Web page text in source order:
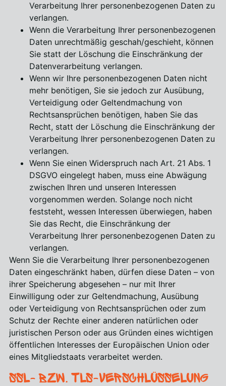
Verarbeitung Ihrer personenbezogenen Daten zu
verlangen.
Wenn die Verarbeitung Ihrer personenbezogenen
Daten unrechtmäßig geschah/geschieht, können
Sie statt der Löschung die Einschränkung der
Datenverarbeitung verlangen.
Wenn wir Ihre personenbezogenen Daten nicht
mehr benötigen, Sie sie jedoch zur Ausübung,
Verteidigung oder Geltendmachung von
Rechtsansprüchen benötigen, haben Sie das
Recht, statt der Löschung die Einschränkung der
Verarbeitung Ihrer personenbezogenen Daten zu
verlangen.
Wenn Sie einen Widerspruch nach Art. 21 Abs. 1
DSGVO eingelegt haben, muss eine Abwägung
zwischen Ihren und unseren Interessen
vorgenommen werden. Solange noch nicht
feststeht, wessen Interessen überwiegen, haben
Sie das Recht, die Einschränkung der
Verarbeitung Ihrer personenbezogenen Daten zu
verlangen.
Wenn Sie die Verarbeitung Ihrer personenbezogenen
Daten eingeschränkt haben, dürfen diese Daten – von
ihrer Speicherung abgesehen – nur mit Ihrer
Einwilligung oder zur Geltendmachung, Ausübung
oder Verteidigung von Rechtsansprüchen oder zum
Schutz der Rechte einer anderen natürlichen oder
juristischen Person oder aus Gründen eines wichtigen
öffentlichen Interesses der Europäischen Union oder
eines Mitgliedstaats verarbeitet werden.
SSL- bzw. TLS-Verschlüsselung